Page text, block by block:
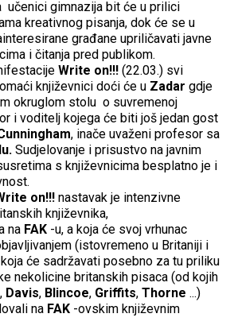
učenici gimnazija bit će u prilici
kreativnog pisanja, dok će se u
građane upriličavati javne
i čitanja pred publikom.
Write on!!! (22.03.) svi
književnici doći će u Zadar gdje
okruglom stolu o suvremenoj
i voditelj kojega će biti još jedan gost
, inače uvaženi profesor sa
Sudjelovanje i prisustvo na javnim
s književnicima besplatno je i
on!!! nastavak je intenzivne
književnika,
na FAK -u, a koja će svoj vrhunac
(istovremeno u Britaniji i
će sadržavati posebno za tu priliku
nekolicine britanskih pisaca (od kojih
, Davis, Blincoe, Griffits, Thorne ...)
na FAK -ovskim književnim